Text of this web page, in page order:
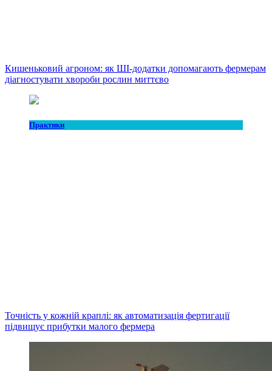
Кишеньковий агроном: як ШІ-додатки допомагають фермерам
діагностувати хвороби рослин миттєво
Практики
Точність у кожній краплі: як автоматизація фертигації
підвищує прибутки малого фермера